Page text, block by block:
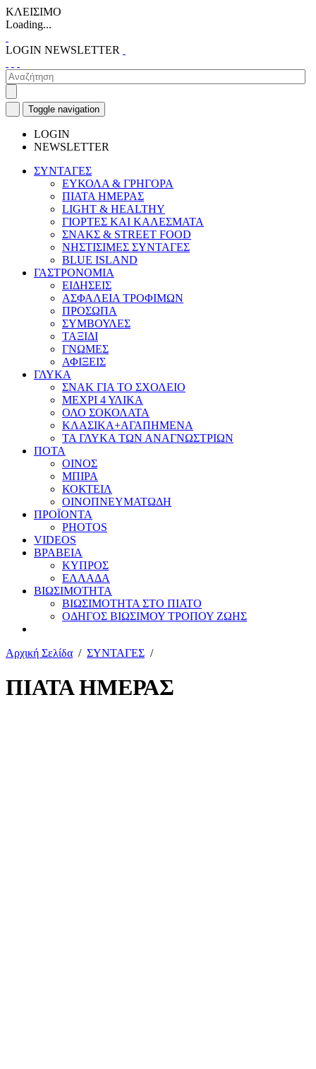
ΚΛΕΙΣΙΜΟ
Loading...
LOGIN NEWSLETTER
Toggle navigation
LOGIN
NEWSLETTER
ΣΥΝΤΑΓΕΣ
ΕΥΚΟΛΑ & ΓΡΗΓΟΡΑ
ΠΙΑΤΑ ΗΜΕΡΑΣ
LIGHT & HEALTHY
ΓΙΟΡΤΕΣ ΚΑΙ ΚΑΛΕΣΜΑΤΑ
ΣΝΑΚΣ & STREET FOOD
ΝΗΣΤΙΣΙΜΕΣ ΣΥΝΤΑΓΕΣ
BLUE ISLAND
ΓΑΣΤΡΟΝΟΜΙΑ
ΕΙΔΗΣΕΙΣ
ΑΣΦΑΛΕΙΑ ΤΡΟΦΙΜΩΝ
ΠΡΟΣΩΠΑ
ΣΥΜΒΟΥΛΕΣ
ΤΑΞΙΔΙ
ΓΝΩΜΕΣ
ΑΦΙΞΕΙΣ
ΓΛΥΚΑ
ΣΝΑΚ ΓΙΑ ΤΟ ΣΧΟΛΕΙΟ
ΜΕΧΡΙ 4 ΥΛΙΚΑ
ΟΛΟ ΣΟΚΟΛΑΤΑ
ΚΛΑΣΙΚΑ+ΑΓΑΠΗΜΕΝΑ
ΤΑ ΓΛΥΚΑ ΤΩΝ ΑΝΑΓΝΩΣΤΡΙΩΝ
ΠΟΤΑ
ΟΙΝΟΣ
ΜΠΙΡΑ
ΚΟΚΤΕΙΛ
ΟΙΝΟΠΝΕΥΜΑΤΩΔΗ
ΠΡΟΪΟΝΤΑ
PHOTOS
VIDEOS
ΒΡΑΒΕΙΑ
ΚΥΠΡΟΣ
ΕΛΛΑΔΑ
ΒΙΩΣΙΜΟΤΗΤΑ
ΒΙΩΣΙΜΟΤΗΤΑ ΣΤΟ ΠΙΑΤΟ
ΟΔΗΓΟΣ ΒΙΩΣΙΜΟΥ ΤΡΟΠΟΥ ΖΩΗΣ
Αρχική Σελίδα / ΣΥΝΤΑΓΕΣ /
ΠΙΑΤΑ ΗΜΕΡΑΣ